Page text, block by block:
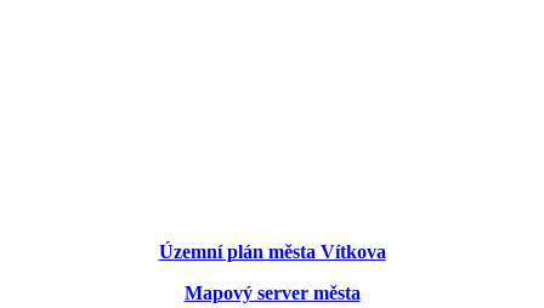
Územní plán města Vítkova
Mapový server města